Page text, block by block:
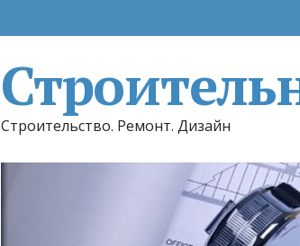
Строительство. Ремонт. Дизайн